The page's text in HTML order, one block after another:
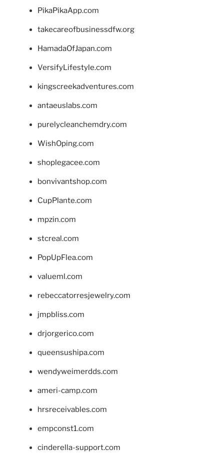
PikaPikaApp.com
takecareofbusinessdfw.org
HamadaOfJapan.com
VersifyLifestyle.com
kingscreekadventures.com
antaeuslabs.com
purelycleanchemdry.com
WishOping.com
shoplegacee.com
bonvivantshop.com
CupPlante.com
mpzin.com
stcreal.com
PopUpFlea.com
valueml.com
rebeccatorresjewelry.com
jmpbliss.com
drjorgerico.com
queensushipa.com
wendyweimerdds.com
ameri-camp.com
hrsreceivables.com
empconst1.com
cinderella-support.com